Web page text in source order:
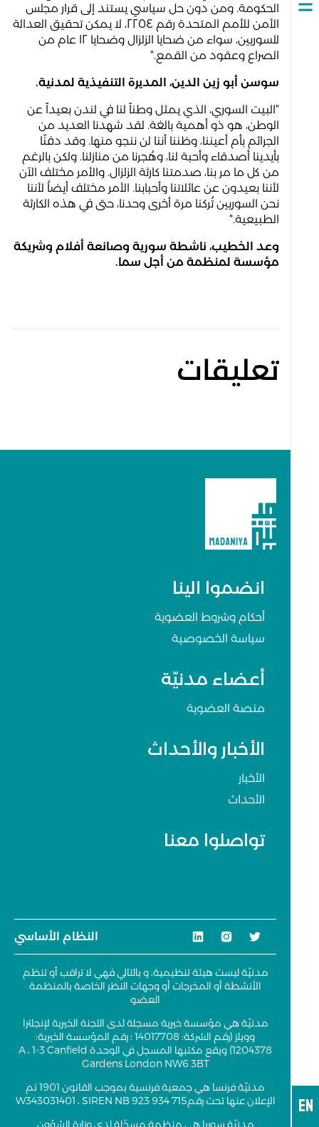
Open
navigation
EN
الحكومة. ومن دون حل سياسي يستند إلى قرار مجلس
الأمن للأمم المتحدة رقم ٢٢٥٤، لا يمكن تحقيق العدالة
للسوريين، سواء من ضحايا الزلزال وضحايا ١٢ عام من
الصراع وعقود من القمع."
سوسن أبو زين الدين، المديرة التنفيذية لمدنية.
"البيت السوري، الذي يمثل وطناً لنا في لندن بعيداً عن
الوطن، هو ذو أهمية بالغة. لقد شهدنا العديد من
الجرائم بأم أعيننا، وظننا أننا لن ننجو منها. وقد دفنّا
بأيدينا أصدقاء وأحبة لنا، وهُجرنا من منازلنا. ولكن بالرغم
من كل ما مر بنا، صدمتنا كارثة الزلزال. والأمر مختلف الآن
لأننا بعيدون عن عائلاتنا وأحبابنا. الأمر مختلف أيضاُ لأننا
نحن السوريين تُركنا مرة أخرى وحدنا، حتى في هذه الكارثة
الطبيعية."
وعد الخطيب، ناشطة سورية وصانعة أفلام وشريكة
مؤسسة لمنظمة من أجل سما.
تعليقات
انضموا الينا
أحكام وشروط العضوية
سياسة الخصوصية
أعضاء مدنيّة
منصة العضوية
الأخبار والأحداث
الأخبار
الأحداث
تواصلوا معنا
النظام الأساسي
مدنيّة ليست هيئة تنظيمية، و بالتالي فهي لا تراقب أو تنظم
الأنشطة أو المخرجات أو وجهات النظر الخاصة بالمنظمة
العضو
مدنيّة هي مؤسسة خيرية مسجلة لدى اللجنة الخيرية لإنجلترا
وويلز (رقم الشركة: 14017708 ؛ رقم المؤسسة الخيرية:
1204378) ويقع مكتبها المسجل في الوحدة A ، 1-3 Canfield
Gardens London NW6 3BT
مدنيّة فرنسا هي جمعية فرنسية بموجب القانون 1901 تم
الإعلان عنها تحت رقمW343031401 ، SIREN NB 923 934 715
مدنيّة سوريا هي منظمة مسجّلة لدى وزارة الشؤون